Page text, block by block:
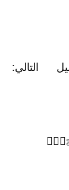
التالي: